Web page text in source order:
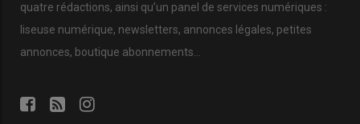
quatre rédactions, ainsi qu’un panel de services numériques :
liseuse numérique, newsletters, annonces légales, petites
annonces, boutique abonnements…